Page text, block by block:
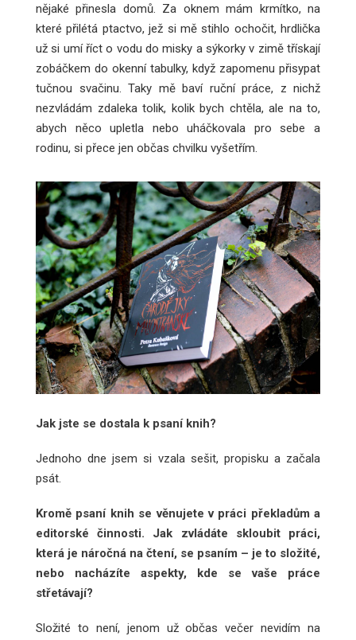
nějaké přinesla domů. Za oknem mám krmítko, na
které přilétá ptactvo, jež si mě stihlo ochočit, hrdlička
už si umí říct o vodu do misky a sýkorky v zimě třískají
zobáčkem do okenní tabulky, když zapomenu přisypat
tučnou svačinu. Taky mě baví ruční práce, z nichž
nezvládám zdaleka tolik, kolik bych chtěla, ale na to,
abych něco upletla nebo uháčkovala pro sebe a
rodinu, si přece jen občas chvilku vyšetřím.
Jak jste se dostala k psaní knih?
Jednoho dne jsem si vzala sešit, propisku a začala
psát.
Kromě psaní knih se věnujete v práci překladům a
editorské činnosti. Jak zvládáte skloubit práci,
která je náročná na čtení, se psaním – je to složité,
nebo nacházíte aspekty, kde se vaše práce
střetávají?
Složité to není, jenom už občas večer nevidím na